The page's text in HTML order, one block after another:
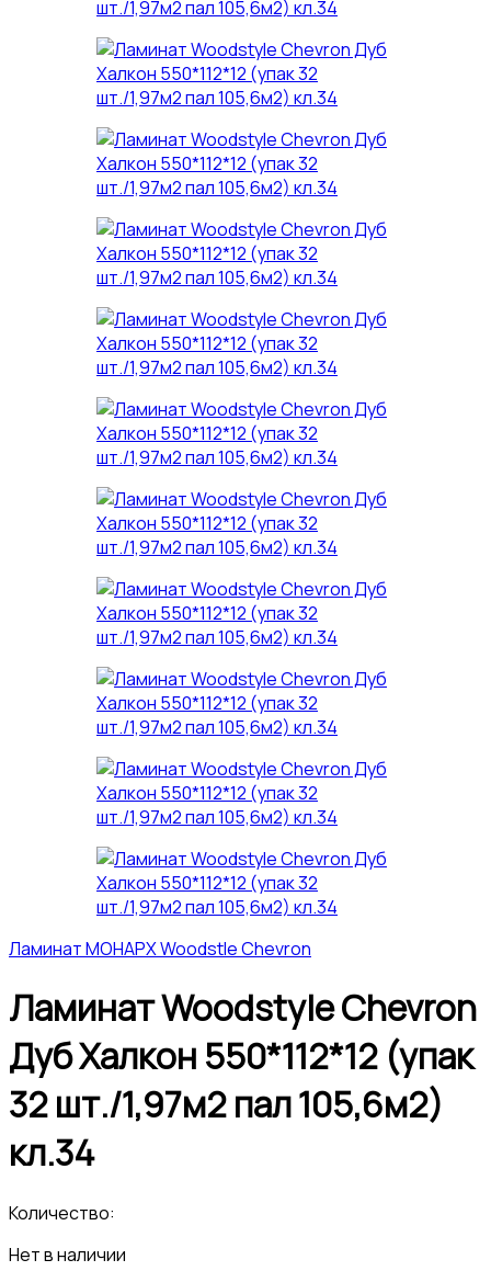
Ламинат МОНАРХ Woodstle Chevron
Ламинат Woodstyle Chevron
Дуб Халкон 550*112*12 (упак
32 шт./1,97м2 пал 105,6м2)
кл.34
Количество:
Нет в наличии